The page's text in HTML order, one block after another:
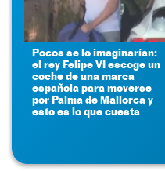
Pocos se lo imaginarían:
el rey Felipe VI escoge un
coche de una marca
española para moverse
por Palma de Mallorca y
esto es lo que cuesta